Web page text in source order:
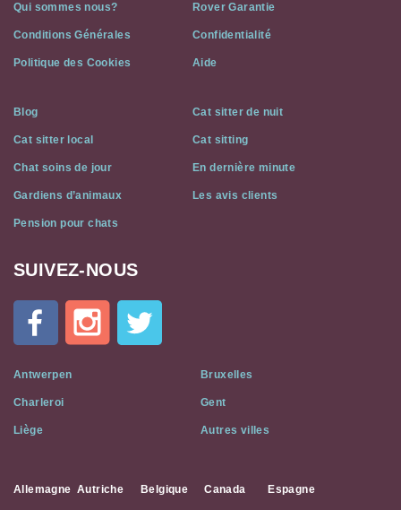
Qui sommes nous? Rover Garantie
Conditions Générales Confidentialité
Politique des Cookies Aide
Blog Cat sitter de nuit
Cat sitter local Cat sitting
Chat soins de jour En dernière minute
Gardiens d’animaux Les avis clients
Pension pour chats
Cat
Flat
Social
Media
SUIVEZ-NOUS
Antwerpen Bruxelles
Charleroi Gent
Liège Autres villes
Allemagne Autriche Belgique Canada Espagne